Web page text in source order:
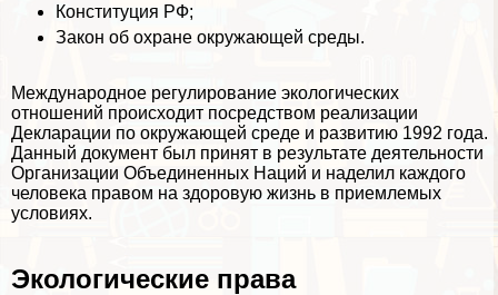
Конституция РФ;
Закон об охране окружающей среды.
Международное регулирование экологических
отношений происходит посредством реализации
Декларации по окружающей среде и развитию 1992 года.
Данный документ был принят в результате деятельности
Организации Объединенных Наций и наделил каждого
человека правом на здоровую жизнь в приемлемых
условиях.
Экологические права